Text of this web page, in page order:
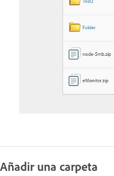
Añadir una carpeta